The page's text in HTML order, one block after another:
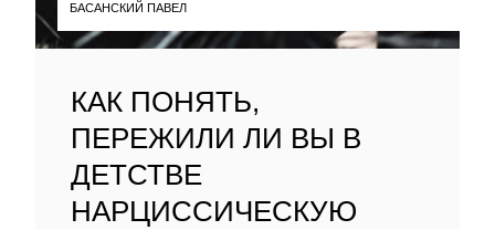
БАСАНСКИЙ ПАВЕЛ
КАК ПОНЯТЬ,
ПЕРЕЖИЛИ ЛИ ВЫ В
ДЕТСТВЕ
НАРЦИССИЧЕСКУЮ